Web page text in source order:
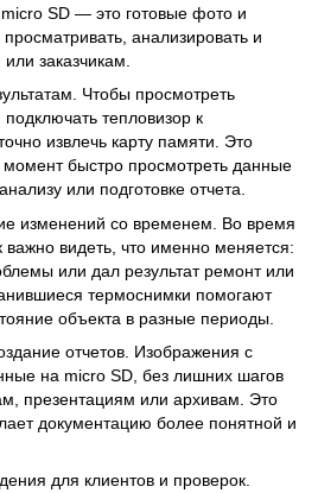
SD — это готовые фото и
анализировать и
заказчикам.
Чтобы просмотреть
тепловизор к
извлечь карту памяти. Это
момент быстро просмотреть данные
или подготовке отчета.
изменений со временем. Во время
важно видеть, что именно меняется:
или дал результат ремонт или
термоснимки помогают
объекта в разные периоды.
отчетов. Изображения с
на micro SD, без лишних шагов
презентациям или архивам. Это
документацию более понятной и
для клиентов и проверок.